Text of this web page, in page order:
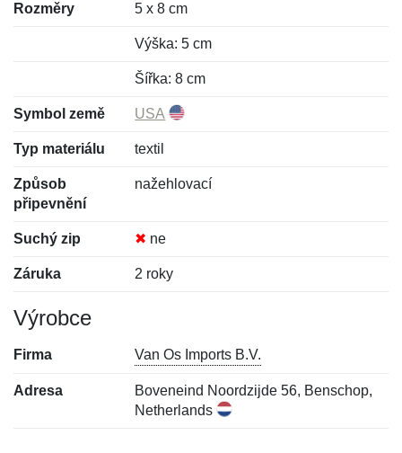
Rozměry 5 x 8 cm
Výška: 5 cm
Šířka: 8 cm
Symbol země USA
Typ materiálu textil
Způsob
připevnění
nažehlovací
Suchý zip ✖ ne
Záruka 2 roky
Výrobce
Firma Van Os Imports B.V.
Adresa
Boveneind Noordzijde 56, Benschop,
Netherlands